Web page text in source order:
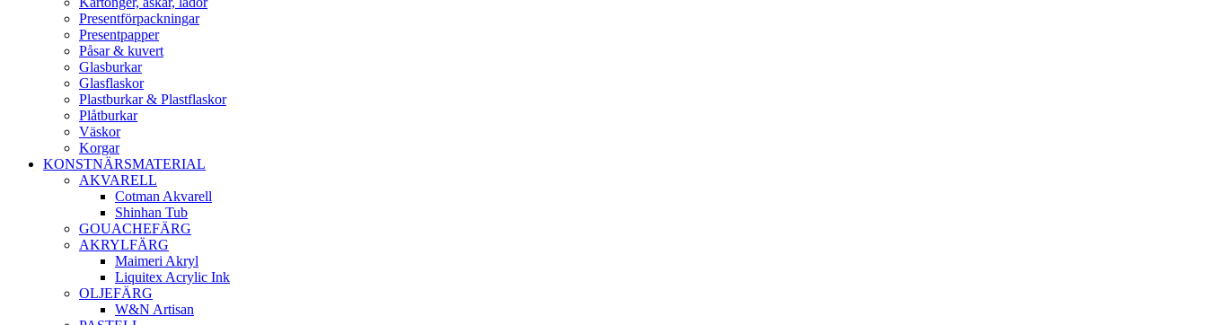
Presentförpackningar
Presentpapper
Påsar & kuvert
Glasburkar
Glasflaskor
Plastburkar & Plastflaskor
Plåtburkar
Väskor
Korgar
KONSTNÄRSMATERIAL
AKVARELL
Cotman Akvarell
Shinhan Tub
GOUACHEFÄRG
AKRYLFÄRG
Maimeri Akryl
Liquitex Acrylic Ink
OLJEFÄRG
W&N Artisan